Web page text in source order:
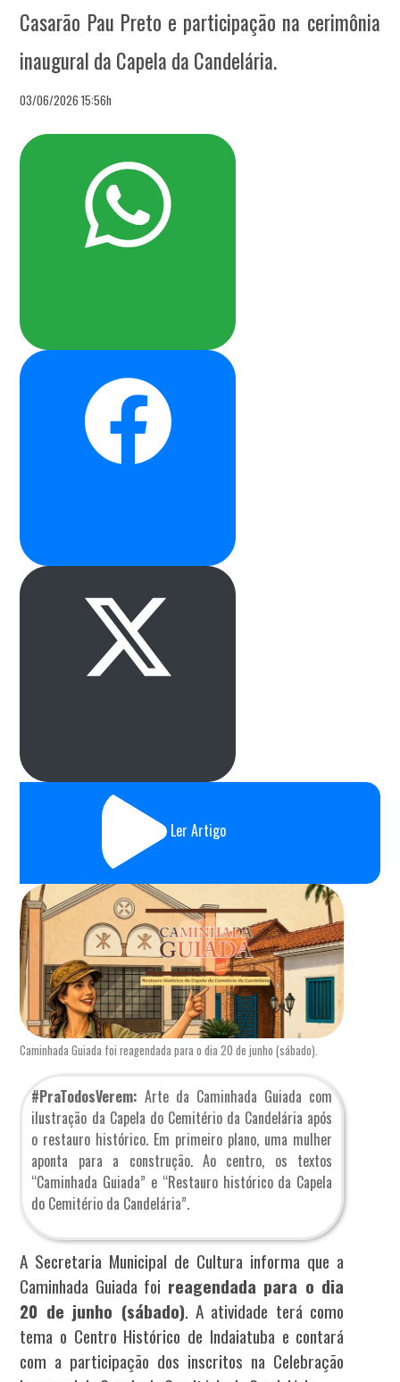
Casarão Pau Preto e participação na cerimônia
inaugural da Capela da Candelária.
03/06/2026 15:56h
Ler Artigo
Caminhada Guiada foi reagendada para o dia 20 de junho (sábado).
#PraTodosVerem:Arte da Caminhada Guiada com
ilustração da Capela do Cemitério da Candelária após
o restauro histórico. Em primeiro plano, uma mulher
aponta para a construção. Ao centro, os textos
“Caminhada Guiada” e “Restauro histórico da Capela
do Cemitério da Candelária”.
A Secretaria Municipal de Cultura informa que a
Caminhada Guiada foi reagendada para o dia
20 de junho (sábado). A atividade terá como
tema o Centro Histórico de Indaiatuba e contará
com a participação dos inscritos na Celebração